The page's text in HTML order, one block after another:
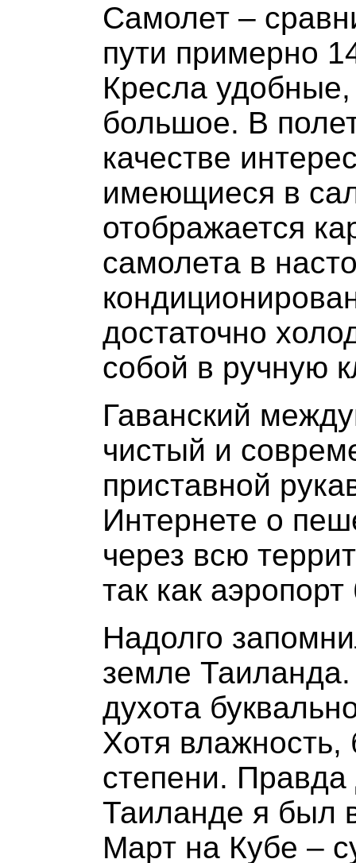
Самолет –
пути примерно
Кресла
большое. В
качестве
имеющиеся в
отображается
самолета в
достаточно
собой в ручную
Гаванский
чистый и
приставной
Интернете о
через всю
так как
Надолго
земле
духота
Хотя влажность,
степени. Правда
Таиланде я был
Март на Кубе –